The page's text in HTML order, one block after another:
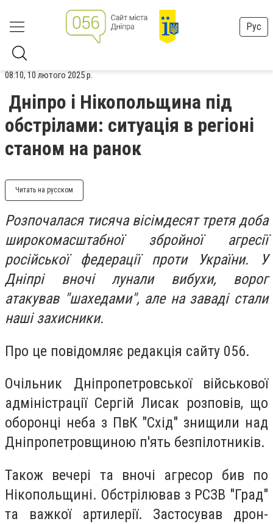
Рус
08:10, 10 лютого 2025 р.
Дніпро і Нікопольщина під
обстрілами: ситуація в регіоні
станом на ранок
Читать на русском
Розпочалася тисяча вісімдесят третя доба
широкомасштабної збройної агресії
російської федерації проти України. У
Дніпрі вночі лунали вибухи, ворог
атакував "шахедами", але на заваді стали
наші захисники.
Про це повідомляє редакція сайту 056.
Очільник Дніпропетровської військової
адміністрації Сергій Лисак розповів, що
оборонці неба з ПвК "Схід" знищили над
Дніпропетровщиною п'ять безпілотників.
Також вечері та вночі агресор бив по
Нікопольщині. Обстрілював з РСЗВ "Град"
та важкої артилерії. Застосував дрон-